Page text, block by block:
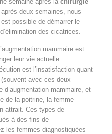
deux semaines, nous
possible de démarrer le
des cicatrices.
mammaire est
leur vie actuelle.
est l’insatisfaction quant
avec ces deux
d’augmentation mammaire, et
de la poitrine, la femme
attrait. Ces types de
à des fins de
les femmes diagnostiquées